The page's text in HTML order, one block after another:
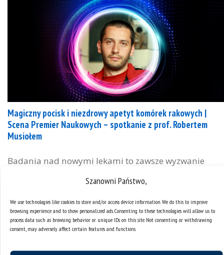
Szanowni Państwo,
We use technologies like cookies to store and/or access device information. We do this to improve
browsing experience and to show personalized ads. Consenting to these technologies will allow us to
process data such as browsing behavior or unique IDs on this site. Not consenting or withdrawing
consent, may adversely affect certain features and functions.
Magiczny pocisk i niezdrowy apetyt komórek rakowych |
Scena Premier Naukowych – spotkanie z prof. Robertem
Musiołem
Badania nad nowymi lekami to zawsze wyzwanie
rozwiązania, które mają pomóc w walce z
nowotworami. A co, jeśli przeciwko komórkom
rakowymi wykorzystamy ich… apetyt? I jeszcze
jedno: czy lek zawsze powinien trafiać w punkt, żeby
mógł być skuteczny? Odpowiedzi na te pytania
poszukuje gość ósmej odsłony Sceny...